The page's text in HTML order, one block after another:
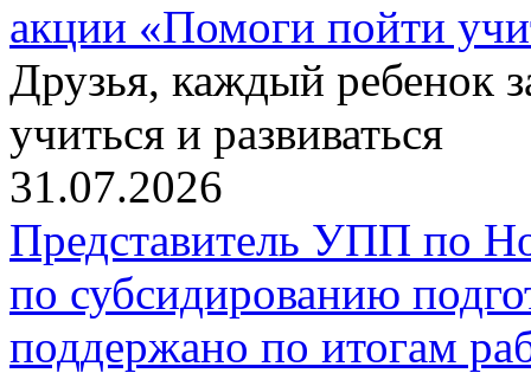
акции «Помоги пойти
Друзья, каждый ребенок
учиться и развиваться
31.07.2026
Представитель УПП по
по субсидированию
поддержано по итогам